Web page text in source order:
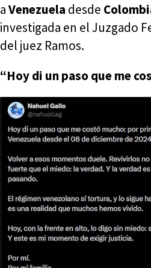
aVenezuela desde
investigada en el Juzgado
del juez Ramos.
“Hoy di un paso que me